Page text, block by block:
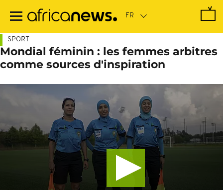
contenu
SPORT
Mondial féminin : les femmes arbitres
comme sources d'inspiration